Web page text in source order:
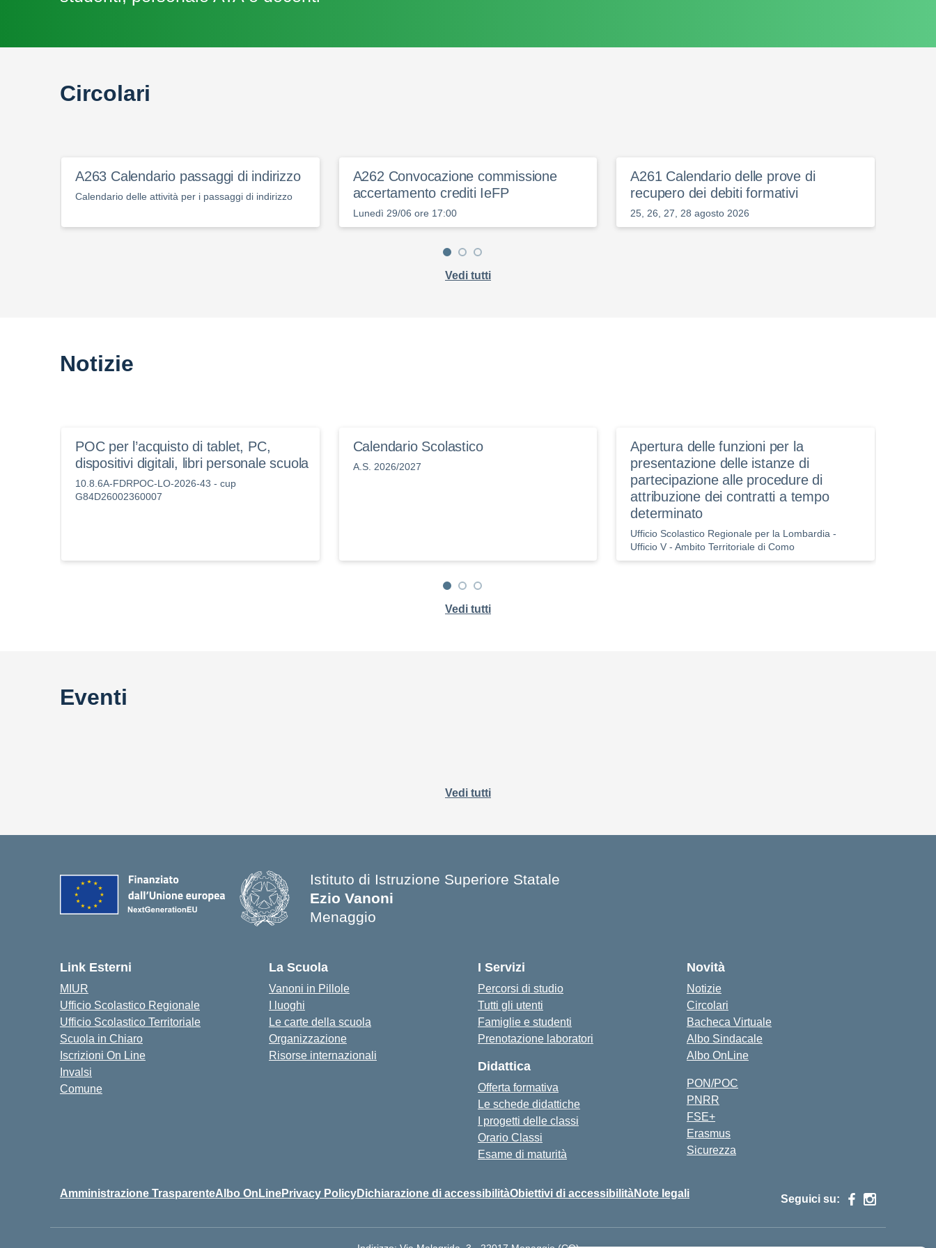
Circolari
A263 Calendario passaggi di indirizzo
Calendario delle attività per i passaggi di indirizzo
A262 Convocazione commissione
accertamento crediti IeFP
Lunedì 29/06 ore 17:00
A261 Calendario delle prove di
recupero dei debiti formativi
25, 26, 27, 28 agosto 2026
Vedi tutti
Notizie
POC per l’acquisto di tablet, PC,
dispositivi digitali, libri personale scuola
10.8.6A-FDRPOC-LO-2026-43 - cup
G84D26002360007
Calendario Scolastico
A.S. 2026/2027
Apertura delle funzioni per la
presentazione delle istanze di
partecipazione alle procedure di
attribuzione dei contratti a tempo
determinato
Ufficio Scolastico Regionale per la Lombardia -
Ufficio V - Ambito Territoriale di Como
Vedi tutti
Eventi
Vedi tutti
Istituto di Istruzione Superiore Statale
Ezio Vanoni
Menaggio
Link Esterni
MIUR
Ufficio Scolastico Regionale
Ufficio Scolastico Territoriale
Scuola in Chiaro
Iscrizioni On Line
Invalsi
Comune
La Scuola
Vanoni in Pillole
I luoghi
Le carte della scuola
Organizzazione
Risorse internazionali
I Servizi
Percorsi di studio
Tutti gli utenti
Famiglie e studenti
Prenotazione laboratori
Didattica
Offerta formativa
Le schede didattiche
I progetti delle classi
Orario Classi
Esame di maturità
Novità
Notizie
Circolari
Bacheca Virtuale
Albo Sindacale
Albo OnLine
PON/POC
PNRR
FSE+
Erasmus
Sicurezza
Amministrazione TrasparenteAlbo OnLinePrivacy PolicyDichiarazione di accessibilitàObiettivi di accessibilitàNote legali Seguici su: